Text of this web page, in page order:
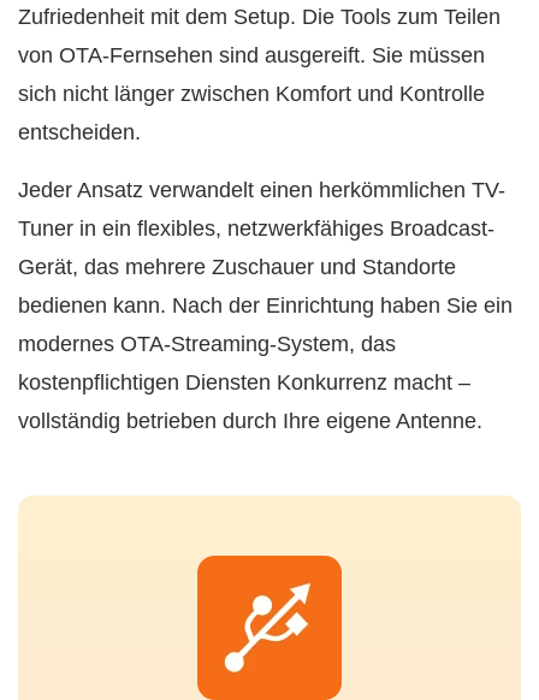
Zufriedenheit mit dem Setup. Die Tools zum Teilen
von OTA-Fernsehen sind ausgereift. Sie müssen
sich nicht länger zwischen Komfort und Kontrolle
entscheiden.
Jeder Ansatz verwandelt einen herkömmlichen TV-
Tuner in ein flexibles, netzwerkfähiges Broadcast-
Gerät, das mehrere Zuschauer und Standorte
bedienen kann. Nach der Einrichtung haben Sie ein
modernes OTA-Streaming-System, das
kostenpflichtigen Diensten Konkurrenz macht –
vollständig betrieben durch Ihre eigene Antenne.